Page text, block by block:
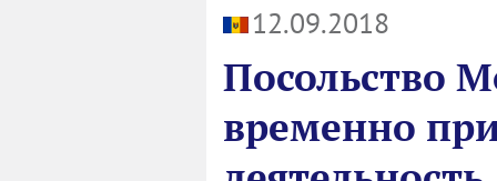
12.09.2018
Посольство
временно